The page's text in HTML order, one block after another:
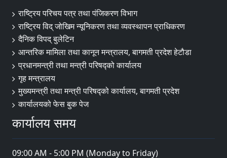
राष्ट्रिय परिचय पत्र तथा पंजिकरण विभाग
राष्ट्रिय विद् जोखिम न्यूनिकरण तथा व्यवस्थापन प्राधिकरण
दैनिक विपद् बुलेटिन
आन्तरिक मामिला तथा कानून मन्त्रालय, बागमती प्रदेश हेटौडा
प्रधानमन्त्री तथा मन्त्री परिषद्को कार्यालय
गृह मन्त्रालय
मुख्यमन्त्री तथा मन्त्री परिषद्को कार्यालय, बागमती प्रदेश
कार्यालयको फेस बुक पेज
कार्यालय समय
09:00 AM - 5:00 PM (Monday to Friday)